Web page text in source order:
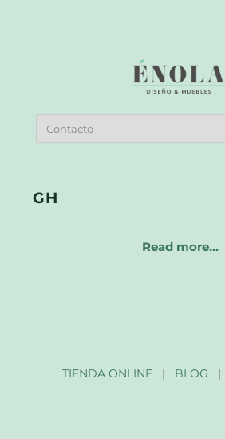
GH
Read more…
TIENDA ONLINE| BLOG |